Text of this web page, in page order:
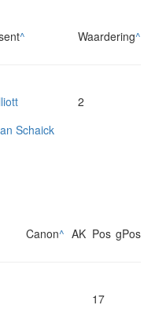
^ Waardering^
2
Schaick
Canon^ AK Pos gPos
17